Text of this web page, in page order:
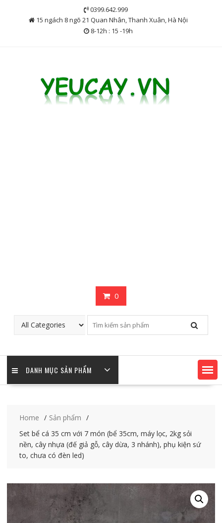
0399.642.999
15 ngách 8 ngõ 21 Quan Nhân, Thanh Xuân, Hà Nội
8-12h : 15 -19h
0
DANH MỤC SẢN PHẨM
Home
Sản phẩm
Set bể cá 35 cm với 7 món (bể 35cm, máy lọc, 2kg sỏi
nền, cây nhựa (đế giả gỗ, cây dừa, 3 nhánh), phụ kiện sứ
to, chưa có đèn led)